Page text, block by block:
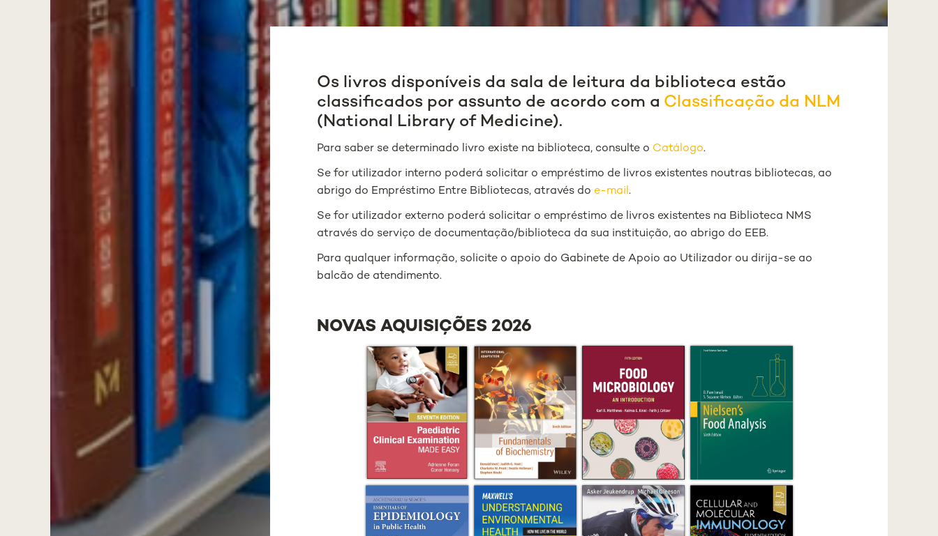
Os livros disponíveis da sala de leitura da biblioteca estão
classificados por assunto de acordo com a Classificação da NLM
(National Library of Medicine).
Para saber se determinado livro existe na biblioteca, consulte o Catálogo.
Se for utilizador interno poderá solicitar o empréstimo de livros existentes noutras bibliotecas, ao
abrigo do Empréstimo Entre Bibliotecas, através do e-mail.
Se for utilizador externo poderá solicitar o empréstimo de livros existentes na Biblioteca NMS
através do serviço de documentação/biblioteca da sua instituição, ao abrigo do EEB.
Para qualquer informação, solicite o apoio do Gabinete de Apoio ao Utilizador ou dirija-se ao
balcão de atendimento.
NOVAS AQUISIÇÕES 2026